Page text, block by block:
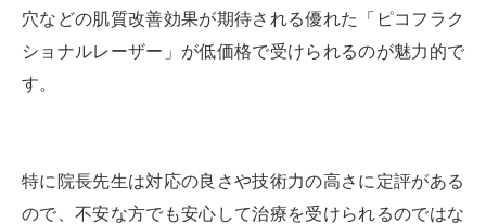
穴などの肌質改善効果が期待される優れた「ピコフラク
ショナルレーザー」が低価格で受けられるのが魅力的で
す。
特に院長先生は対応の良さや技術力の高さに定評がある
ので、不安な方でも安心して治療を受けられるのではな